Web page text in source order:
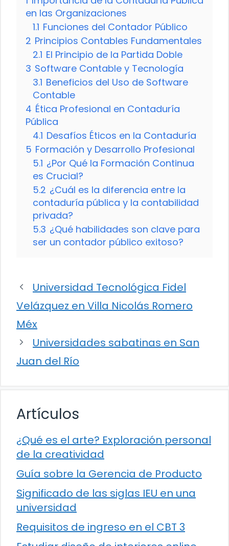
en las Organizaciones
1.1 Funciones del Contador Público
2 Principios Contables Fundamentales
2.1 El Principio de la Partida Doble
3 Software Contable y Tecnología
3.1 Beneficios del Uso de Software
Contable
4 Ética Profesional en Contaduría
Pública
4.1 Desafíos Éticos en la Contaduría
5 Formación y Desarrollo Profesional
5.1 ¿Por Qué la Formación Continua
es Crucial?
5.2 ¿Cuál es la diferencia entre la
contaduría pública y la contabilidad
privada?
5.3 ¿Qué habilidades son clave para
ser un contador público exitoso?
Universidad Tecnológica Fidel
Velázquez en Villa Nicolás Romero
Méx
Universidades sabatinas en San
Juan del Río
Artículos
¿Qué es el arte? Exploración personal
de la creatividad
Guía sobre la Gerencia de Producto
Significado de las siglas IEU en una
universidad
Requisitos de ingreso en el CBT 3